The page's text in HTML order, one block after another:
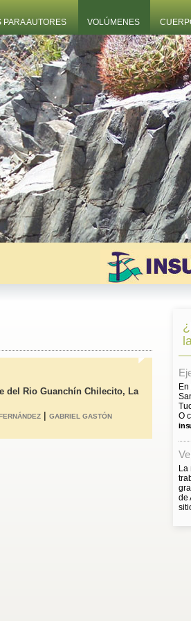
PARA AUTORES VOLÚMENES
del Rio Guanchín Chilecito, La
| GABRIEL GASTÓN
En
O
La
de